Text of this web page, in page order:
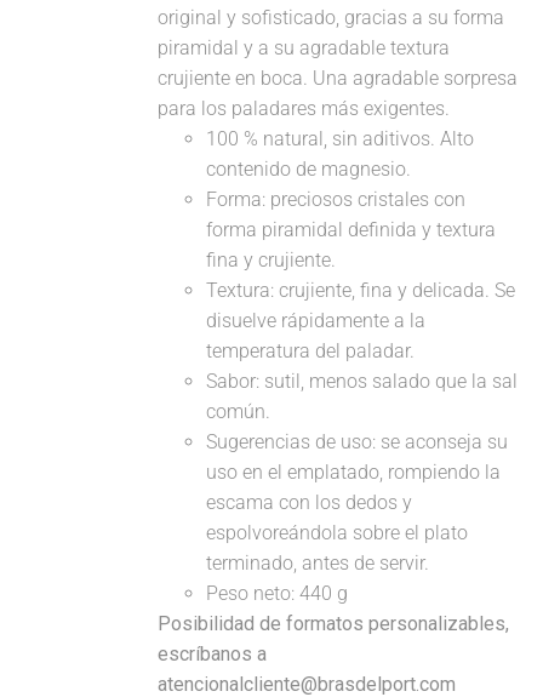
original y sofisticado, gracias a su forma
piramidal y a su agradable textura
crujiente en boca. Una agradable sorpresa
para los paladares más exigentes.
100 % natural, sin aditivos. Alto
contenido de magnesio.
Forma: preciosos cristales con
forma piramidal definida y textura
fina y crujiente.
Textura: crujiente, fina y delicada. Se
disuelve rápidamente a la
temperatura del paladar.
Sabor: sutil, menos salado que la sal
común.
Sugerencias de uso: se aconseja su
uso en el emplatado, rompiendo la
escama con los dedos y
espolvoreándola sobre el plato
terminado, antes de servir.
Peso neto: 440 g
Posibilidad de formatos personalizables,
escríbanos a
atencionalcliente@brasdelport.com